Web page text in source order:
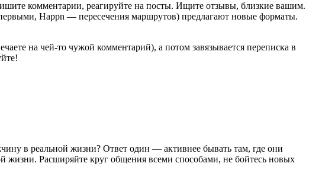
комментарии, реагируйте на посты. Ищите отзывы, близкие вашим.
Happn — пересечения маршрутов) предлагают новые форматы.
на чей-то чужой комментарий), а потом завязывается переписка в
в реальной жизни? Ответ один — активнее бывать там, где они
жизни. Расширяйте круг общения всеми способами, не бойтесь новых